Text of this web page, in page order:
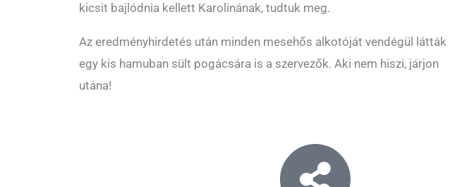
kicsit bajlódnia kellett Karolinának, tudtuk meg.
Az eredményhirdetés után minden mesehős alkotóját vendégül látták
egy kis hamuban sült pogácsára is a szervezők. Aki nem hiszi, járjon
utána!